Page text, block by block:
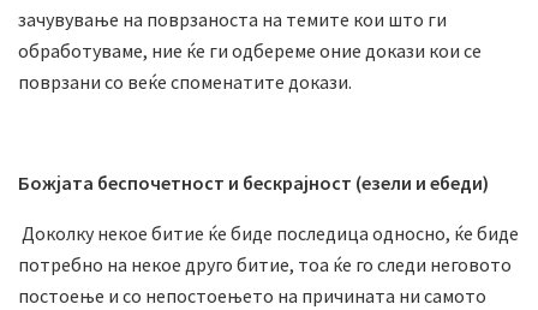
зачувување на поврзаноста на темите кои што ги
обработуваме, ние ќе ги одбереме оние докази кои се
поврзани со веќе споменатите докази.
Божјата беспочетност и бескрајност (езели и ебеди)
Доколку некое битие ќе биде последица односно, ќе биде
потребно на некое друго битие, тоа ќе го следи неговото
постоење и со непостоењето на причината ни самото